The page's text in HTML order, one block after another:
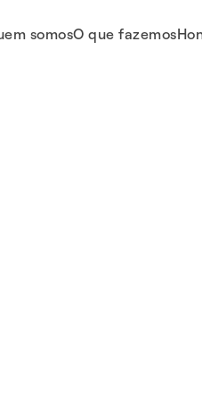
somosO que fazemos